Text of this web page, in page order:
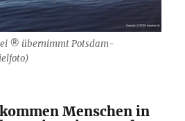
® übernimmt Potsdam-
Menschen in